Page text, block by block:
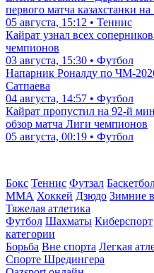
первого матча казахстанки
05 августа, 15:12 • Теннис
Кайрат узнал всех
чемпионов
03 августа, 15:30 • Футбол
Напарник Роналду по ЧМ-
Сатпаева
04 августа, 14:57 • Футбол
Кайрат пропустил на 92-й
обзор матча Лиги чемпионов
05 августа, 00:19 • Футбол
Бокс Теннис Футзал
ММА Хоккей Дзюдо Зимние
Тяжелая атлетика
Футбол Шахматы Киберспорт
категории
Борьба Вне спорта Легкая
Спорте Шредингера